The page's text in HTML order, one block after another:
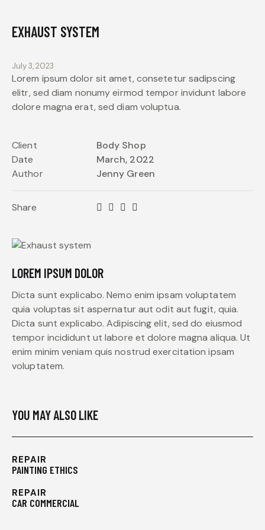
EXHAUST SYSTEM
July 3, 2023
LOREM IPSUM DOLOR
Dicta sunt explicabo. Nemo enim ipsam voluptatem
quia voluptas sit aspernatur aut odit aut fugit, quia.
Dicta sunt explicabo. Adipiscing elit, sed do eiusmod
tempor incididunt ut labore et dolore magna aliqua. Ut
enim minim veniam quis nostrud exercitation ipsam
voluptatem.
Lorem ipsum dolor sit amet, consetetur sadipscing
elitr, sed diam nonumy eirmod tempor invidunt labore
dolore magna erat, sed diam voluptua.
Client
Body Shop
Date
March, 2022
Author
Jenny Green
Share Twitter
Facebook
EmailCopy
YOU MAY ALSO LIKE
REPAIR
PAINTING ETHICS
REPAIR
CAR COMMERCIAL